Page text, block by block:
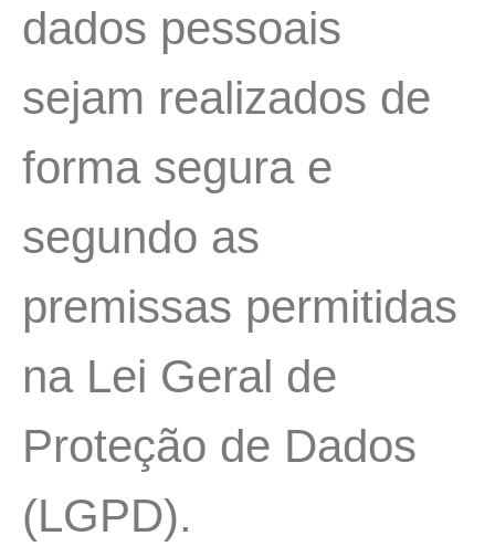
dados pessoais
sejam realizados de
forma segura e
segundo as
premissas permitidas
na Lei Geral de
Proteção de Dados
(LGPD).